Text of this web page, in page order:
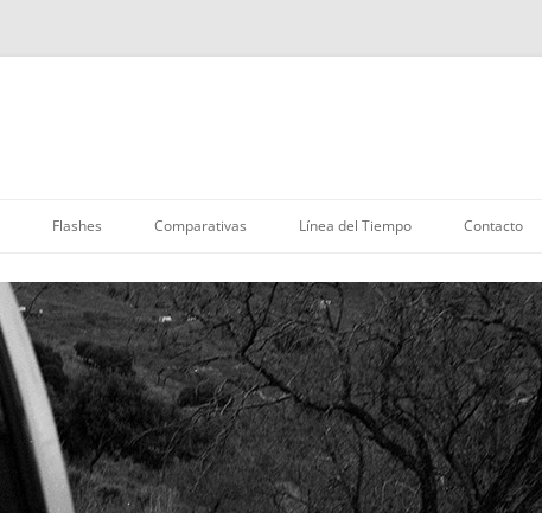
al
contenido
Flashes Comparativas Línea del Tiempo Contacto